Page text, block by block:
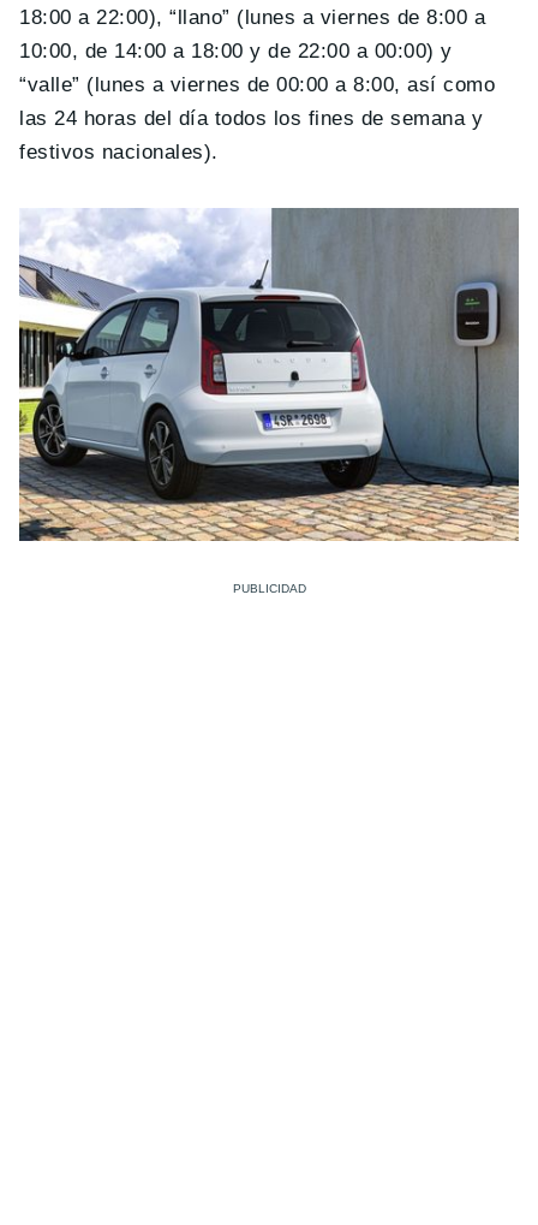
18:00 a 22:00), “llano” (lunes a viernes de 8:00 a
10:00, de 14:00 a 18:00 y de 22:00 a 00:00) y
“valle” (lunes a viernes de 00:00 a 8:00, así como
las 24 horas del día todos los fines de semana y
festivos nacionales).